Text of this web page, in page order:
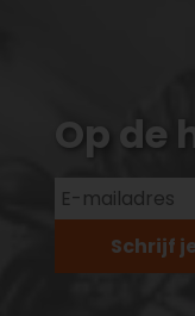
Op de
Schrijf